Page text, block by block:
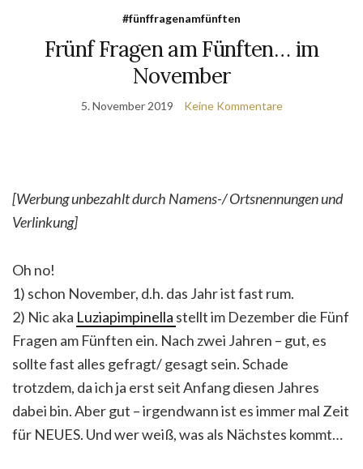
#fünffragenamfünften
Frünf Fragen am Fünften… im
November
5. November 2019 Keine Kommentare
[Werbung unbezahlt durch Namens-/ Ortsnennungen und
Verlinkung]
Oh no!
1) schon November, d.h. das Jahr ist fast rum.
2) Nic aka Luziapimpinella stellt im Dezember die Fünf
Fragen am Fünften ein. Nach zwei Jahren – gut, es
sollte fast alles gefragt/ gesagt sein. Schade
trotzdem, da ich ja erst seit Anfang diesen Jahres
dabei bin. Aber gut – irgendwann ist es immer mal Zeit
für NEUES. Und wer weiß, was als Nächstes kommt…